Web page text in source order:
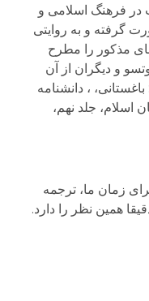
در فرهنگ اسلامی و
گرفته و به روایتی
مذکور را مطرح
و دیگران از آن
، دانشنامه
اسلام، جلد نهم،
زمان ما، ترجمه